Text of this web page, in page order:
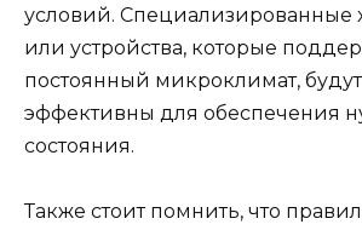
условий. Специализированные
или устройства, которые
постоянный микроклимат,
эффективны для обеспечения
состояния.
Также стоит помнить, что